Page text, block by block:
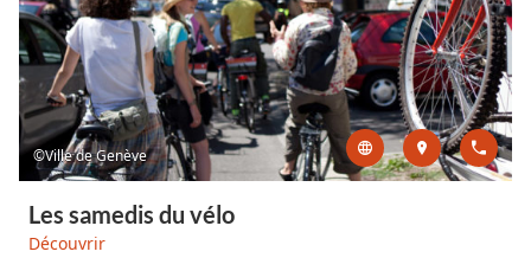
©Ville de Genève
Les samedis du vélo
Découvrir